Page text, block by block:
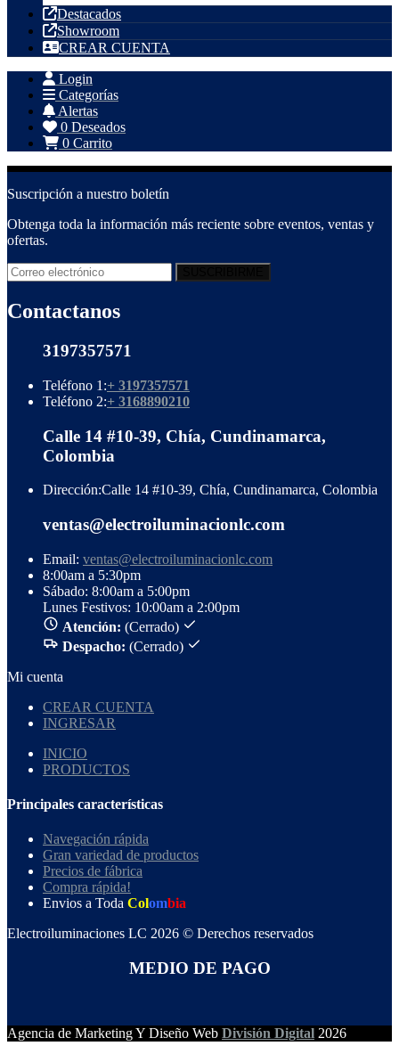
Destacados
Showroom
CREAR CUENTA
Login
Categorías
Alertas
0 Deseados
0 Carrito
Suscripción a nuestro boletín
Obtenga toda la información más reciente sobre eventos, ventas y
ofertas.
Contactanos
3197357571
Teléfono 1:+ 3197357571
Teléfono 2:+ 3168890210
Calle 14 #10-39, Chía, Cundinamarca,
Colombia
Dirección:Calle 14 #10-39, Chía, Cundinamarca, Colombia
ventas@electroiluminacionlc.com
Email: ventas@electroiluminacionlc.com
8:00am a 5:30pm
Sábado: 8:00am a 5:00pm
Lunes Festivos: 10:00am a 2:00pm
Atención: (Cerrado)
Despacho: (Cerrado)
Mi cuenta
CREAR CUENTA
INGRESAR
INICIO
PRODUCTOS
Principales características
Navegación rápida
Gran variedad de productos
Precios de fábrica
Compra rápida!
Envios a Toda Colombia
Electroiluminaciones LC 2026 © Derechos reservados
MEDIO DE PAGO
Agencia de Marketing Y Diseño Web División Digital 2026